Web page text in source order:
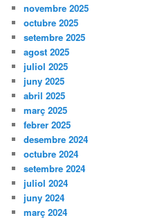
novembre 2025
octubre 2025
setembre 2025
agost 2025
juliol 2025
juny 2025
abril 2025
març 2025
febrer 2025
desembre 2024
octubre 2024
setembre 2024
juliol 2024
juny 2024
març 2024